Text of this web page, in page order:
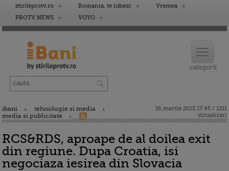
stirileprotv.ro Romania, te iubesc
Vremea
PROTV NEWS
VOYO
ibani
tehnologie si media
media si publicitate
16 martie 2013 17:45 / 1211
vizualizari
RCS&RDS, aproape de al doilea exit
din regiune. Dupa Croatia, isi
negociaza iesirea din Slovacia